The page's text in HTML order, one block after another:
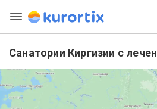
Санатории Киргизии с